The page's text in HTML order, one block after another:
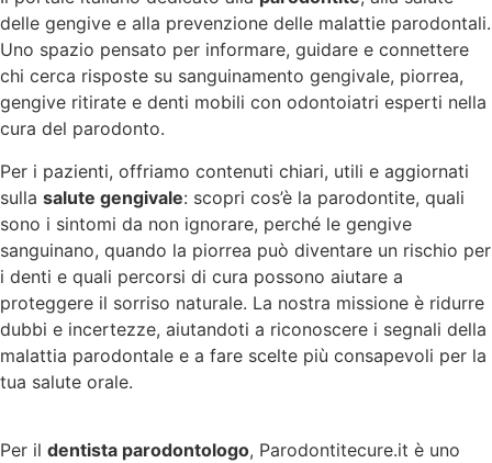
delle gengive e alla prevenzione delle malattie parodontali.
Uno spazio pensato per informare, guidare e connettere
chi cerca risposte su sanguinamento gengivale, piorrea,
gengive ritirate e denti mobili con odontoiatri esperti nella
cura del parodonto.
Per i pazienti, offriamo contenuti chiari, utili e aggiornati
sulla salute gengivale: scopri cos’è la parodontite, quali
sono i sintomi da non ignorare, perché le gengive
sanguinano, quando la piorrea può diventare un rischio per
i denti e quali percorsi di cura possono aiutare a
proteggere il sorriso naturale. La nostra missione è ridurre
dubbi e incertezze, aiutandoti a riconoscere i segnali della
malattia parodontale e a fare scelte più consapevoli per la
tua salute orale.
Per il dentista parodontologo, Parodontitecure.it è uno